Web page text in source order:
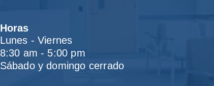
Horas
Lunes - Viernes
8:30 am - 5:00 pm
Sábado y domingo cerrado